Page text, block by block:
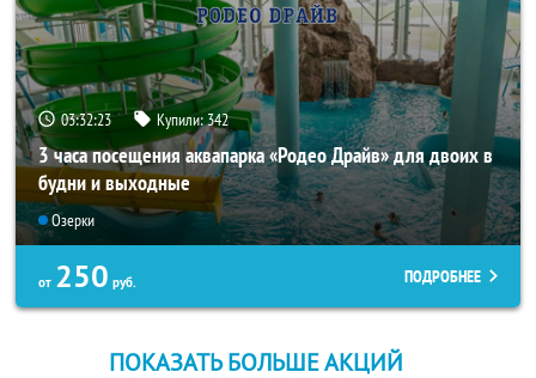
03:32:23 Купили:342
3 часа посещения аквапарка «Родео Драйв» для двоих в
будни и выходные
Озерки
от 250 руб. ПОДРОБНЕЕ
ПОКАЗАТЬ БОЛЬШЕ АКЦИЙ